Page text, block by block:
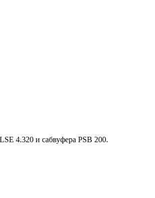
4.320 и сабвуфера PSB 200.